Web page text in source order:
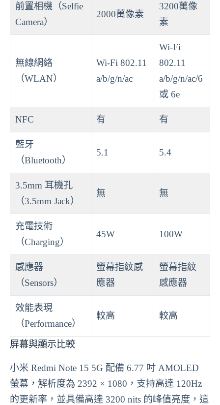
前置相機（Selfie
Camera）
2000萬像素
3200萬像
素
無線網絡
（WLAN）
Wi-Fi 802.11
a/b/g/n/ac
Wi-Fi
802.11
a/b/g/n/ac/6
或 6e
NFC 有 有
藍牙
（Bluetooth）
5.1 5.4
3.5mm 耳機孔
（3.5mm Jack）
無 無
充電技術
（Charging）
45W 100W
感應器
（Sensors）
螢幕指紋感
應器
螢幕指紋
感應器
效能表現
（Performance）
較高 較高
屏幕與顯示比較
小米 Redmi Note 15 5G 配備 6.77 吋 AMOLED
螢幕，解析度為 2392 × 1080，支持高達 120Hz
的更新率，並具備高達 3200 nits 的峰值亮度，這